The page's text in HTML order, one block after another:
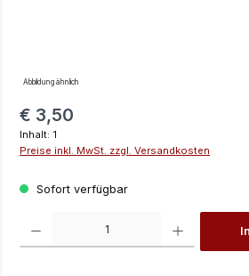
Abbildung ähnlich
Regulärer Preis:
€ 3,50
Inhalt: 1
Preise inkl. MwSt. zzgl. Versandkosten
Sofort verfügbar